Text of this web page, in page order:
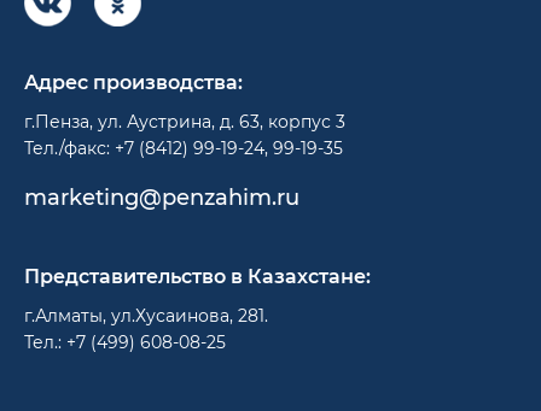
Адрес производства:
г.Пенза, ул. Аустрина, д. 63, корпус 3
Тел./факс: +7 (8412) 99-19-24, 99-19-35
marketing@penzahim.ru
Представительство в Казахстане:
г.Алматы, ул.Хусаинова, 281.
Тел.: +7 (499) 608-08-25